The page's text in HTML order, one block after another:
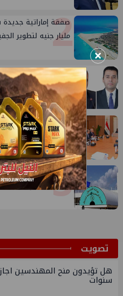
2
مليار جنيه لتطوير
3
تعيين أحمد شتا ووليد
للهيئة
4
و8.9 مليار صافي ربح
5
خلال أيام: انطلاق
لشركات قطاع البترول
ﺗﺼﻮﻳﺖ
هل تؤيدون منح المهندسين
سنوات
×